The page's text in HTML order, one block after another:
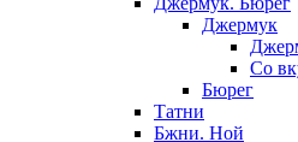
Джермук
Со
Бюрег
Татни
Бжни. Ной